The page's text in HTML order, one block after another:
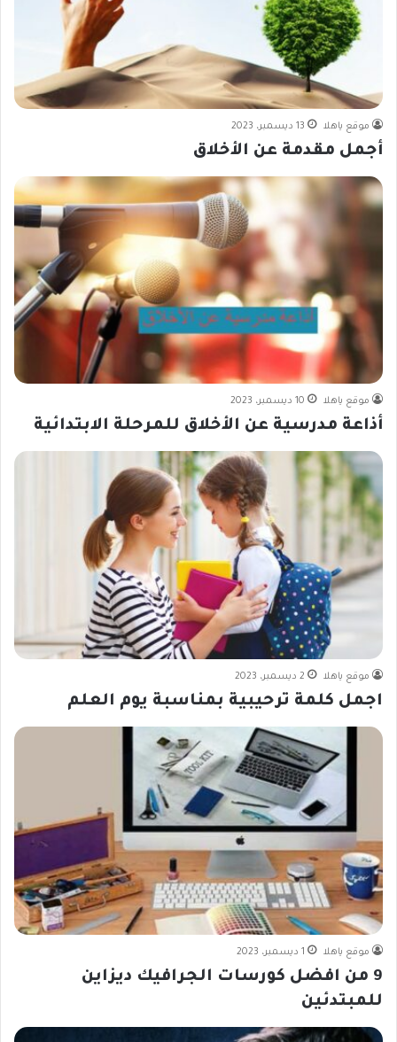
موقع ياهلا 13 ديسمبر، 2023
أجمل مقدمة عن الأخلاق
موقع ياهلا 10 ديسمبر، 2023
أذاعة مدرسية عن الأخلاق للمرحلة الابتدائية
موقع ياهلا 2 ديسمبر، 2023
اجمل كلمة ترحيبية بمناسبة يوم العلم
موقع ياهلا 1 ديسمبر، 2023
9 من افضل كورسات الجرافيك ديزاين
للمبتدئين